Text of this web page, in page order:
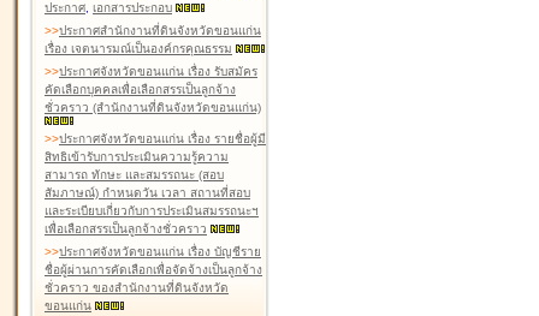
ประกาศ, เอกสารประกอบ
>>ประกาศสำนักงานที่ดินจังหวัดขอนแก่น
เรื่อง เจตนารมณ์เป็นองค์กรคุณธรรม
>>ประกาศจังหวัดขอนแก่น เรื่อง รับสมัคร
คัดเลือกบุคคลเพื่อเลือกสรรเป็นลูกจ้าง
ชั่วคราว (สำนักงานที่ดินจังหวัดขอนแก่น)
>>ประกาศจังหวัดขอนแก่น เรื่อง รายชื่อผู้มี
สิทธิเข้ารับการประเมินความรู้ความ
สามารถ ทักษะ และสมรรถนะ (สอบ
สัมภาษณ์) กำหนดวัน เวลา สถานที่สอบ
และระเบียบเกี่ยวกับการประเมินสมรรถนะฯ
เพื่อเลือกสรรเป็นลูกจ้างชั่วคราว
>>ประกาศจังหวัดขอนแก่น เรื่อง บัญชีราย
ชื่อผู้ผ่านการคัดเลือกเพื่อจัดจ้างเป็นลูกจ้าง
ชั่วคราว ของสำนักงานที่ดินจังหวัด
ขอนแก่น